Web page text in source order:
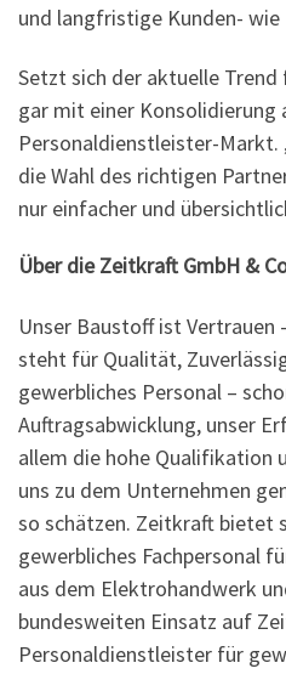
und langfristige Kunden-
Setzt sich der aktuelle
gar mit einer Konsolidierung
Personaldienstleister-Markt.
die Wahl des richtigen
nur einfacher und
Über die Zeitkraft GmbH &
Unser Baustoff ist
steht für Qualität,
gewerbliches Personal –
Auftragsabwicklung, unser
allem die hohe Qualifikation
uns zu dem Unternehmen
so schätzen. Zeitkraft bietet
gewerbliches Fachpersonal
aus dem Elektrohandwerk
bundesweiten Einsatz auf
Personaldienstleister für